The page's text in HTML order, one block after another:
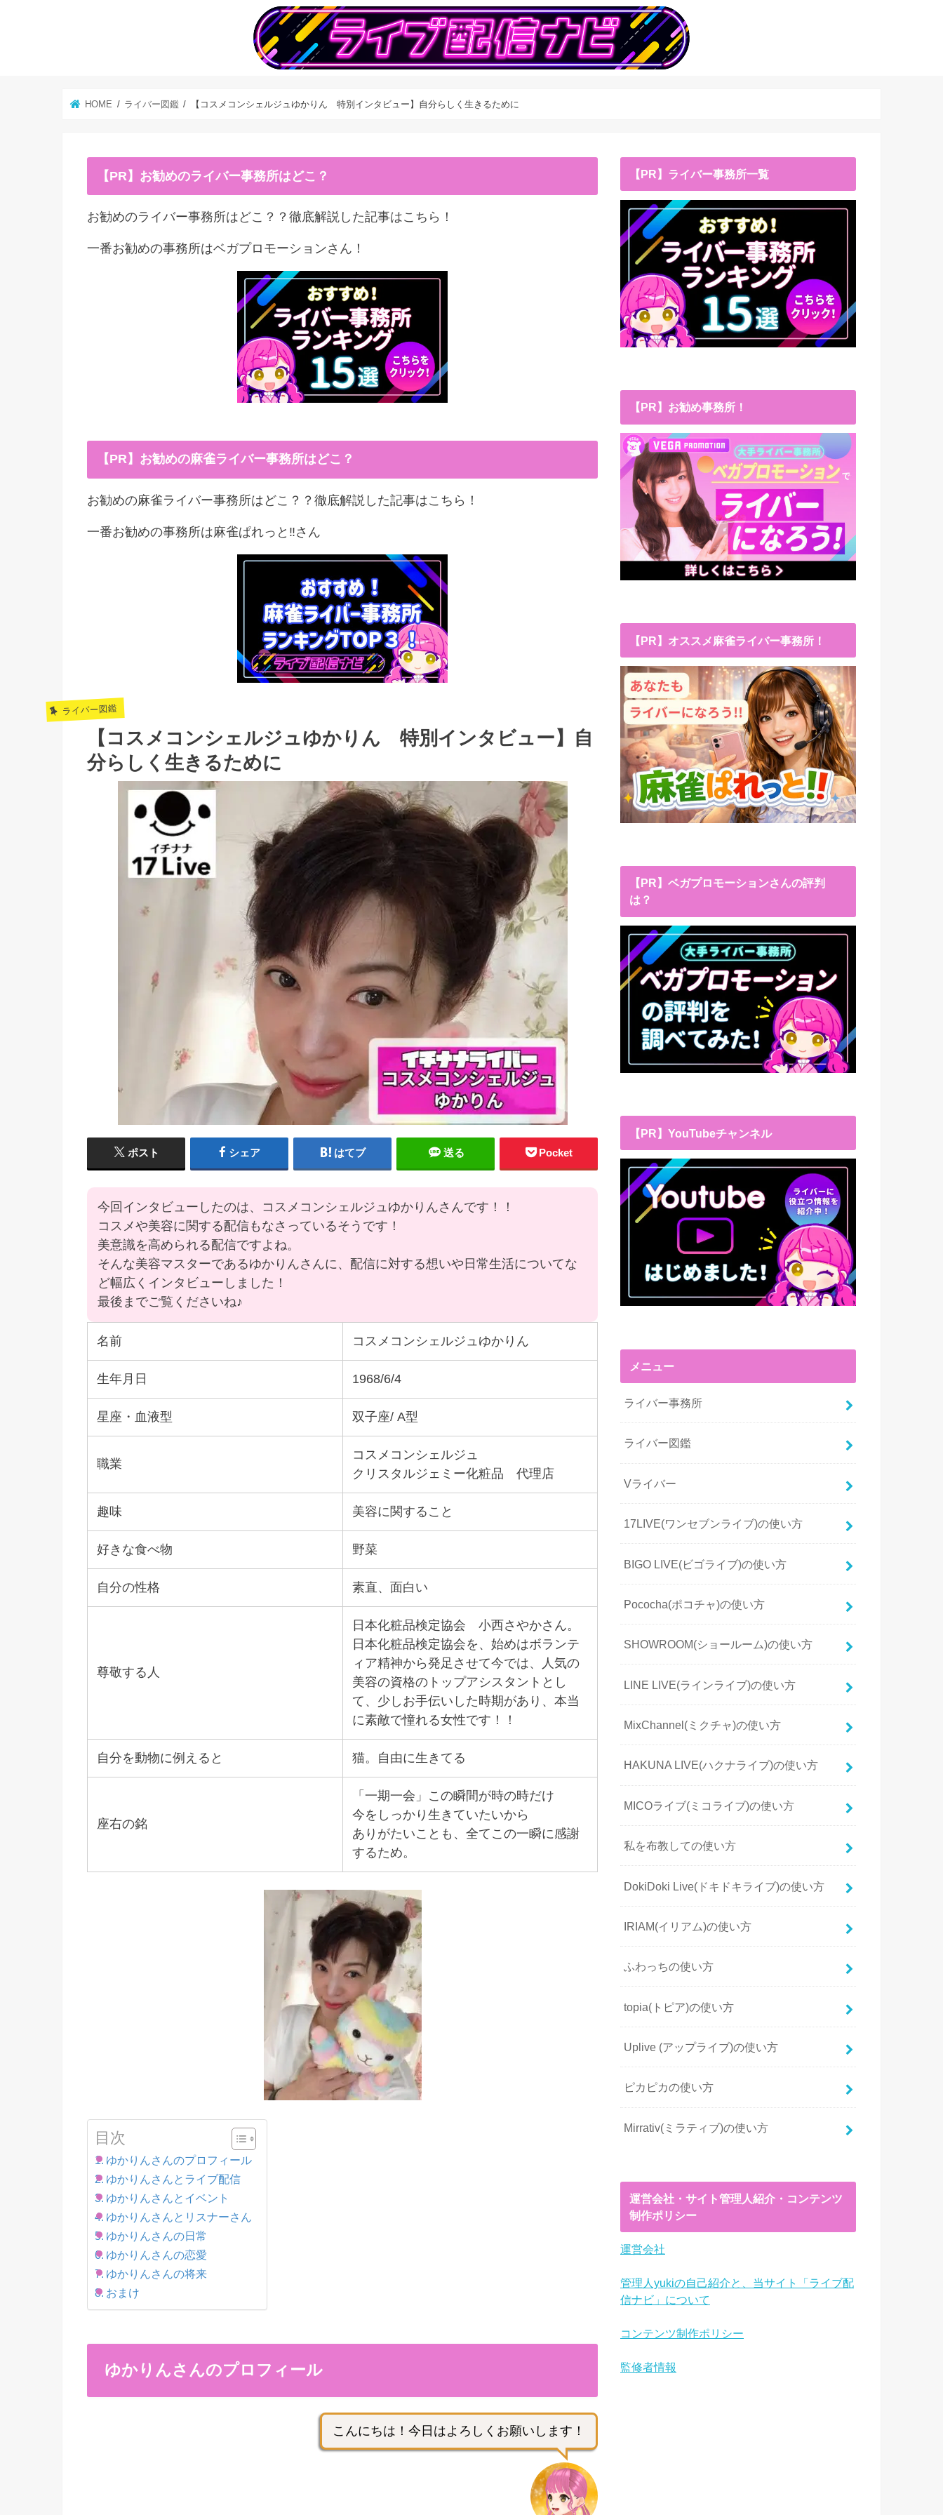
HOME ライバー図鑑 【コスメコンシェルジュゆかりん 特別インタビュー】自分らしく生きるために
【PR】お勧めのライバー事務所はどこ？
お勧めのライバー事務所はどこ？？徹底解説した記事はこちら！
一番お勧めの事務所はベガプロモーションさん！
【PR】お勧めの麻雀ライバー事務所はどこ？
お勧めの麻雀ライバー事務所はどこ？？徹底解説した記事はこちら！
一番お勧めの事務所は麻雀ぱれっと‼︎さん
ライバー図鑑
【コスメコンシェルジュゆかりん 特別インタビュー】自
分らしく生きるために
ポスト シェア はてブ 送る Pocket
今回インタビューしたのは、コスメコンシェルジュゆかりんさんです！！
コスメや美容に関する配信もなさっているそうです！
美意識を高められる配信ですよね。
そんな美容マスターであるゆかりんさんに、配信に対する想いや日常生活についてな
ど幅広くインタビューしました！
最後までご覧くださいね♪
名前 コスメコンシェルジュゆかりん
生年月日 1968/6/4
星座・血液型 双子座/ A型
職業
コスメコンシェルジュ
クリスタルジェミー化粧品 代理店
趣味 美容に関すること
好きな食べ物 野菜
自分の性格 素直、面白い
尊敬する人
日本化粧品検定協会 小西さやかさん。
日本化粧品検定協会を、始めはボランテ
ィア精神から発足させて今では、人気の
美容の資格のトップアシスタントとし
て、少しお手伝いした時期があり、本当
に素敵で憧れる女性です！！
自分を動物に例えると 猫。自由に生きてる
座右の銘
「一期一会」この瞬間が時の時だけ
今をしっかり生きていたいから
ありがたいことも、全てこの一瞬に感謝
するため。
目次
ゆかりんさんのプロフィール
ゆかりんさんとライブ配信
ゆかりんさんとイベント
ゆかりんさんとリスナーさん
ゆかりんさんの日常
ゆかりんさんの恋愛
ゆかりんさんの将来
おまけ
ゆかりんさんのプロフィール
こんにちは！今日はよろしくお願いします！
【PR】ライバー事務所一覧
【PR】お勧め事務所！
【PR】オススメ麻雀ライバー事務所！
【PR】ベガプロモーションさんの評判
は？
【PR】YouTubeチャンネル
メニュー
ライバー事務所
ライバー図鑑
Vライバー
17LIVE(ワンセブンライブ)の使い方
BIGO LIVE(ビゴライブ)の使い方
Pococha(ポコチャ)の使い方
SHOWROOM(ショールーム)の使い方
LINE LIVE(ラインライブ)の使い方
MixChannel(ミクチャ)の使い方
HAKUNA LIVE(ハクナライブ)の使い方
MICOライブ(ミコライブ)の使い方
私を布教しての使い方
DokiDoki Live(ドキドキライブ)の使い方
IRIAM(イリアム)の使い方
ふわっちの使い方
topia(トピア)の使い方
Uplive (アップライブ)の使い方
ピカピカの使い方
Mirrativ(ミラティブ)の使い方
運営会社・サイト管理人紹介・コンテンツ
制作ポリシー
運営会社
管理人yukiの自己紹介と、当サイト「ライブ配
信ナビ」について
コンテンツ制作ポリシー
監修者情報